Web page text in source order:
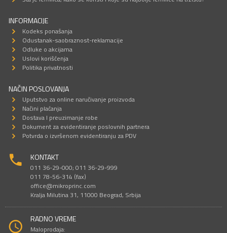
INFORMACIJE
Kodeks ponašanja
Odustanak-saobraznost-reklamacije
Odluke o akcijama
Uslovi korišćenja
Politika privatnosti
NAČIN POSLOVANJA
Uputstvo za online naručivanje proizvoda
Načini plaćanja
Dostava I preuzimanje robe
Dokument za evidentiranje poslovnih partnera
Potvrda o izvršenom evidentiranju za PDV
KONTAKT
011 36-29-000; 011 36-29-999
011 78-56-314 (fax)
office@mikroprinc.com
Kralja Milutina 31, 11000 Beograd, Srbija
RADNO VREME
Maloprodaja: